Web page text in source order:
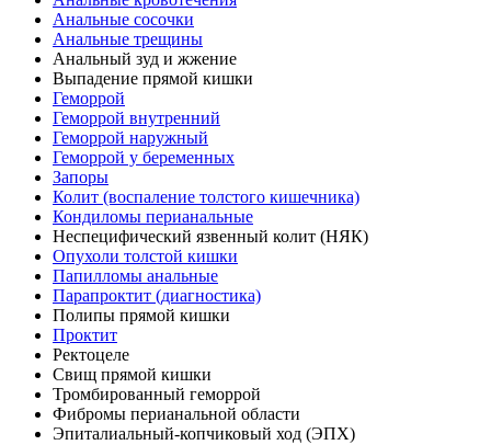
Анальные сосочки
Анальные трещины
Анальный зуд и жжение
Выпадение прямой кишки
Геморрой
Геморрой внутренний
Геморрой наружный
Геморрой у беременных
Запоры
Колит (воспаление толстого кишечника)
Кондиломы перианальные
Неспецифический язвенный колит (НЯК)
Опухоли толстой кишки
Папилломы анальные
Парапроктит (диагностика)
Полипы прямой кишки
Проктит
Ректоцеле
Свищ прямой кишки
Тромбированный геморрой
Фибромы перианальной области
Эпиталиальный-копчиковый ход (ЭПХ)